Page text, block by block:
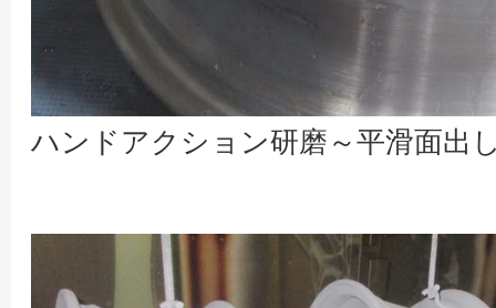
ハンドアクション研磨～平滑面出